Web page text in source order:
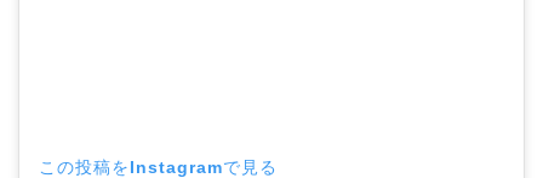
この投稿をInstagramで見る